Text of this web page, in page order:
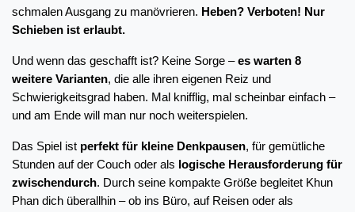
schmalen Ausgang zu manövrieren. Heben? Verboten! Nur
Schieben ist erlaubt.
Und wenn das geschafft ist? Keine Sorge – es warten 8
weitere Varianten, die alle ihren eigenen Reiz und
Schwierigkeitsgrad haben. Mal knifflig, mal scheinbar einfach –
und am Ende will man nur noch weiterspielen.
Das Spiel ist perfekt für kleine Denkpausen, für gemütliche
Stunden auf der Couch oder als logische Herausforderung für
zwischendurch. Durch seine kompakte Größe begleitet Khun
Phan dich überallhin – ob ins Büro, auf Reisen oder als